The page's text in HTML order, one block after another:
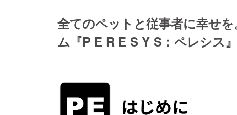
全てのペットと従事者に幸せ
ム『P E R E S Y S：ペレシス